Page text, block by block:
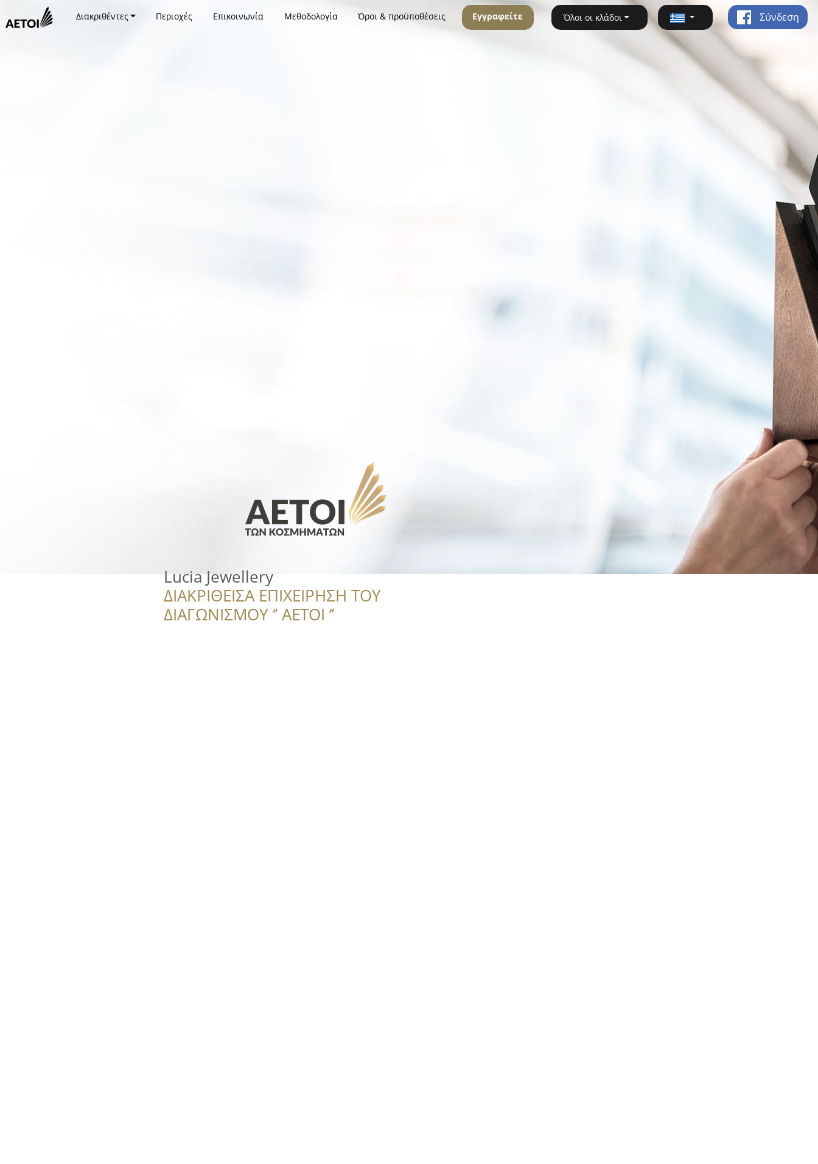
Διακριθέντες Περιοχές Επικοινωνία Μεθοδολογία Όροι & προϋποθέσεις Εγγραφείτε Όλοι οι κλάδοι Σύνδεση
Lucia Jewellery
ΔΙΑΚΡΙΘΕΙΣΑ ΕΠΙΧΕΙΡΗΣΗ ΤΟΥ
ΔΙΑΓΩΝΙΣΜΟΥ ‘’ ΑΕΤΟΙ ‘’